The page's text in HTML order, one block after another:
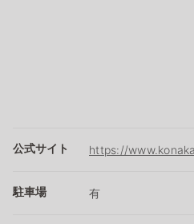
公式サイト https://
駐車場 有